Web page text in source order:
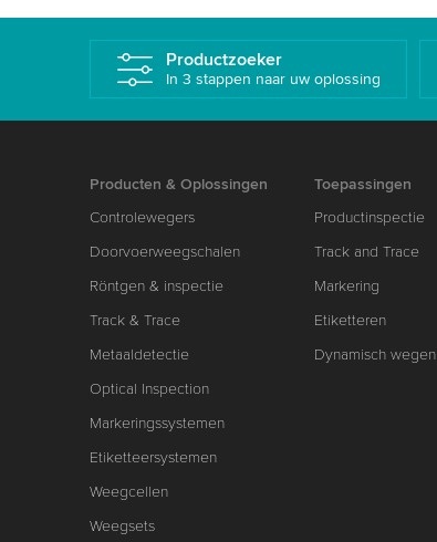
Productzoeker
In 3 stappen naar uw oplossing
Producten & Oplossingen
Controlewegers
Doorvoerweegschalen
Röntgen & inspectie
Track & Trace
Metaaldetectie
Optical Inspection
Markeringssystemen
Etiketteersystemen
Weegcellen
Weegsets
Toepassingen
Productinspectie
Track and Trace
Markering
Etiketteren
Dynamisch wegen